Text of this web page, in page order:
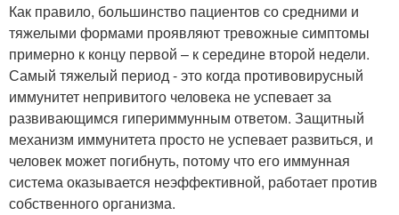
Как правило, большинство пациентов со средними и
тяжелыми формами проявляют тревожные симптомы
примерно к концу первой – к середине второй недели.
Самый тяжелый период - это когда противовирусный
иммунитет непривитого человека не успевает за
развивающимся гипериммунным ответом. Защитный
механизм иммунитета просто не успевает развиться, и
человек может погибнуть, потому что его иммунная
система оказывается неэффективной, работает против
собственного организма.